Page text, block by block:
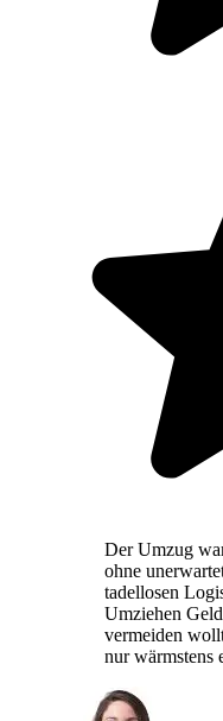
Der Umzug
ohne
tadellosen
Umziehen
vermeiden
nur wärmstens